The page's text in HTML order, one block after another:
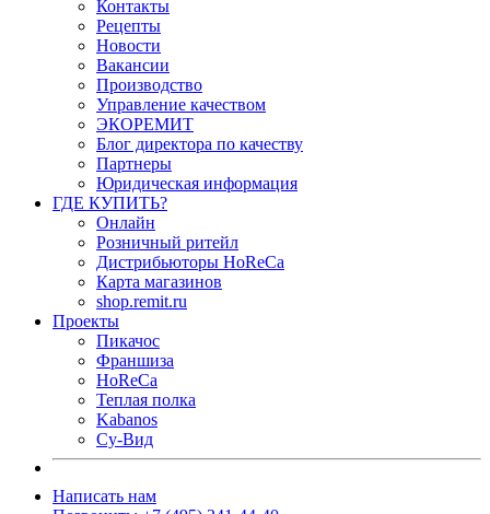
Контакты
Рецепты
Новости
Вакансии
Производство
Управление качеством
ЭКОРЕМИТ
Блог директора по качеству
Партнеры
Юридическая информация
ГДЕ КУПИТЬ?
Онлайн
Розничный ритейл
Дистрибьюторы HoReCa
Карта магазинов
shop.remit.ru
Проекты
Пикачос
Франшиза
HoReCa
Теплая полка
Kabanos
Су-Вид
Написать нам